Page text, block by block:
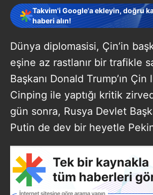
Takvim'i Google'a ekleyin, doğru
haberi alın!
Dünya diplomasisi, Çin’in
eşine az rastlanır bir trafikle
Başkanı Donald Trump’ın Çin
Cinping ile yaptığı kritik
gün sonra, Rusya Devlet
Putin de dev bir heyetle